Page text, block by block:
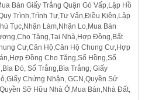
Bán Giấy Trắng Quận Gò Vấp,Lập Hồ
Trình,Trình Tự,Tư Vấn,Điều Kiện,Lập
Tục,Nhận Làm,Nhận Lo,Mua Bán
Tặng,Tại Nhà,Hợp Đồng,Bất
Cư,Căn Hộ,Căn Hộ Chung Cư,Hợp
Đồng Cho Tặng,Sổ Hồng,Sổ
Đỏ, Sổ Trắng,Bìa Trắng, Giấy
Chứng Nhận, GCN,Quyền Sử
Sỡ Hữu Nhà Ở,Mua Bán,Nhà Đất,